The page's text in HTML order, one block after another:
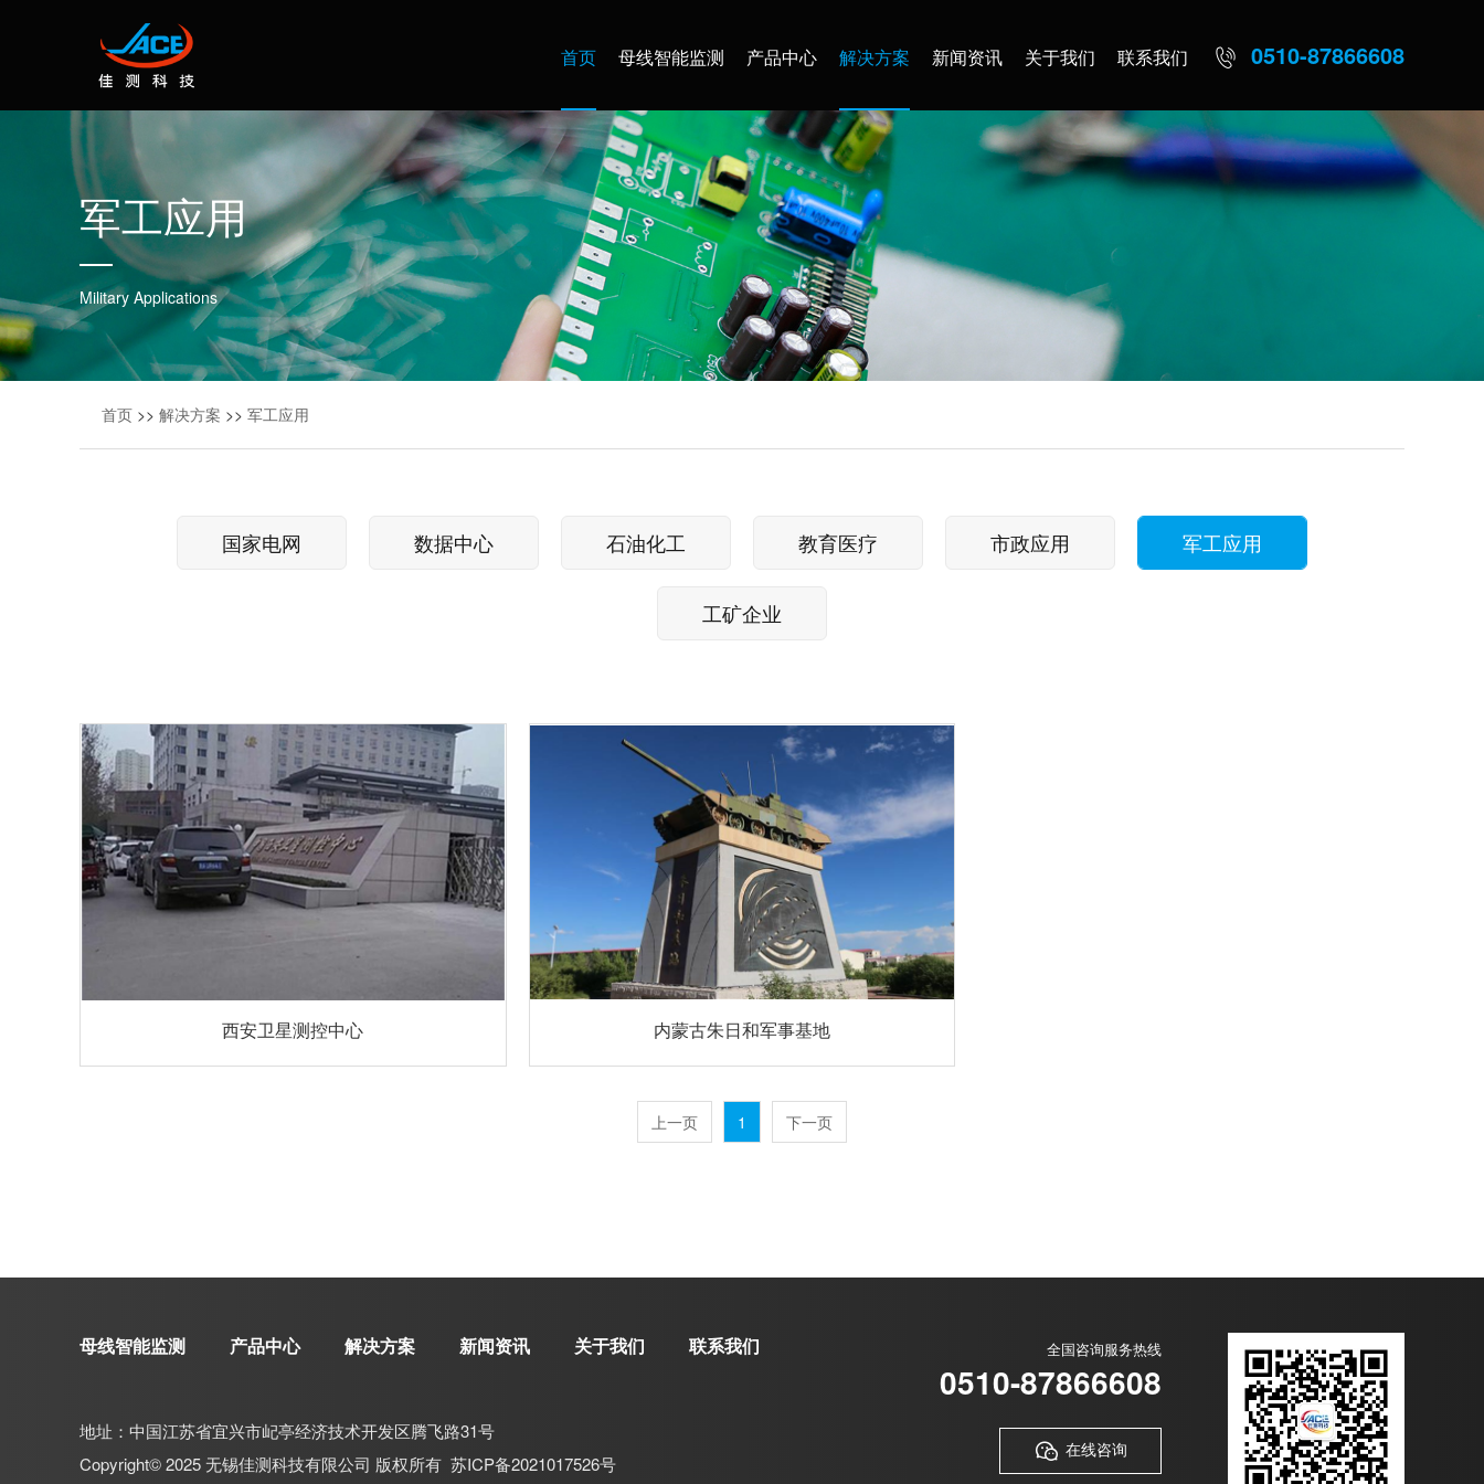
0510-87866608
首页 母线智能监测 产品中心 解决方案 新闻资讯 关于我们 联系我们
军工应用
Military Applications
首页 >> 解决方案 >> 军工应用
国家电网 数据中心 石油化工 教育医疗 市政应用 军工应用
工矿企业
西安卫星测控中心 内蒙古朱日和军事基地
上一页 1 下一页
全国咨询服务热线
0510-87866608
 在线咨询
母线智能监测 产品中心 解决方案 新闻资讯 关于我们 联系我们
地址：中国江苏省宜兴市屺亭经济技术开发区腾飞路31号
Copyright© 2025 无锡佳测科技有限公司 版权所有 苏ICP备2021017526号